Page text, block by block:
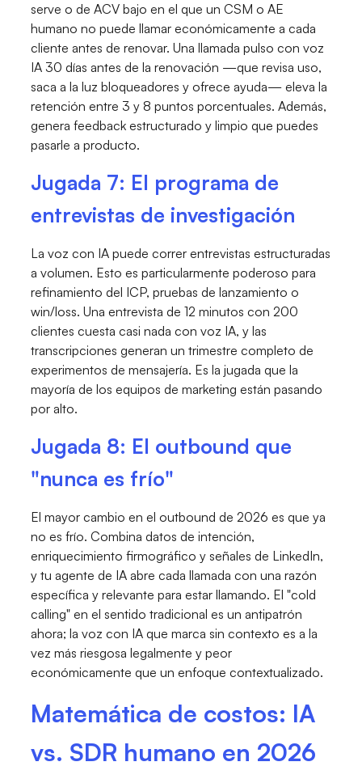
serve o de ACV bajo en el que un CSM o AE
humano no puede llamar económicamente a cada
cliente antes de renovar. Una llamada pulso con voz
IA 30 días antes de la renovación —que revisa uso,
saca a la luz bloqueadores y ofrece ayuda— eleva la
retención entre 3 y 8 puntos porcentuales. Además,
genera feedback estructurado y limpio que puedes
pasarle a producto.
Jugada 7: El programa de
entrevistas de investigación
La voz con IA puede correr entrevistas estructuradas
a volumen. Esto es particularmente poderoso para
refinamiento del ICP, pruebas de lanzamiento o
win/loss. Una entrevista de 12 minutos con 200
clientes cuesta casi nada con voz IA, y las
transcripciones generan un trimestre completo de
experimentos de mensajería. Es la jugada que la
mayoría de los equipos de marketing están pasando
por alto.
Jugada 8: El outbound que
"nunca es frío"
El mayor cambio en el outbound de 2026 es que ya
no es frío. Combina datos de intención,
enriquecimiento firmográfico y señales de LinkedIn,
y tu agente de IA abre cada llamada con una razón
específica y relevante para estar llamando. El "cold
calling" en el sentido tradicional es un antipatrón
ahora; la voz con IA que marca sin contexto es a la
vez más riesgosa legalmente y peor
económicamente que un enfoque contextualizado.
Matemática de costos: IA
vs. SDR humano en 2026